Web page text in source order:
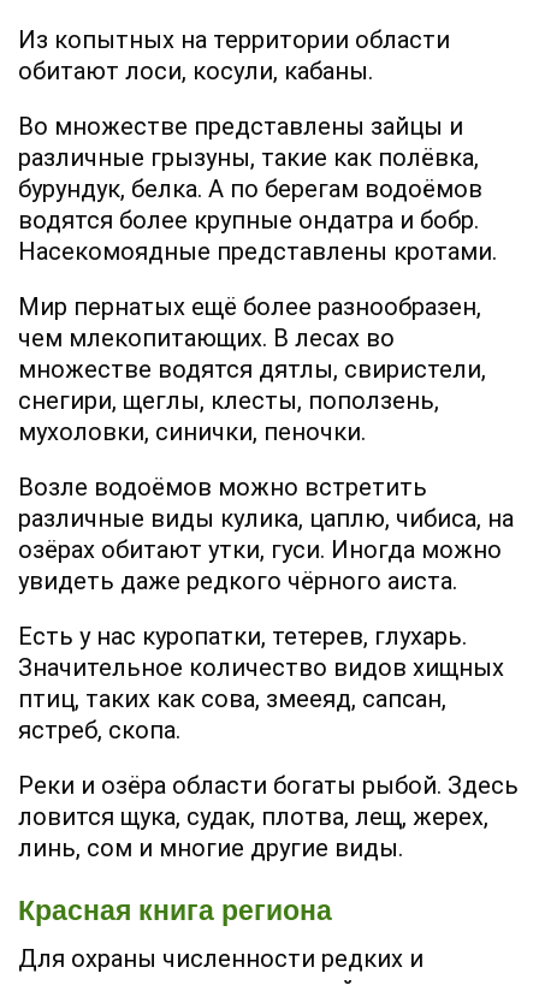
Из копытных на территории области
обитают лоси, косули, кабаны.
Во множестве представлены зайцы и
различные грызуны, такие как полёвка,
бурундук, белка. А по берегам водоёмов
водятся более крупные ондатра и бобр.
Насекомоядные представлены кротами.
Мир пернатых ещё более разнообразен,
чем млекопитающих. В лесах во
множестве водятся дятлы, свиристели,
снегири, щеглы, клесты, поползень,
мухоловки, синички, пеночки.
Возле водоёмов можно встретить
различные виды кулика, цаплю, чибиса, на
озёрах обитают утки, гуси. Иногда можно
увидеть даже редкого чёрного аиста.
Есть у нас куропатки, тетерев, глухарь.
Значительное количество видов хищных
птиц, таких как сова, змееяд, сапсан,
ястреб, скопа.
Реки и озёра области богаты рыбой. Здесь
ловится щука, судак, плотва, лещ, жерех,
линь, сом и многие другие виды.
Красная книга региона
Для охраны численности редких и